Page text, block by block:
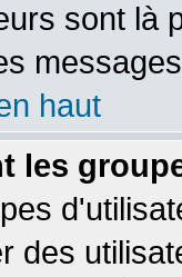
sont là
haut
les
des